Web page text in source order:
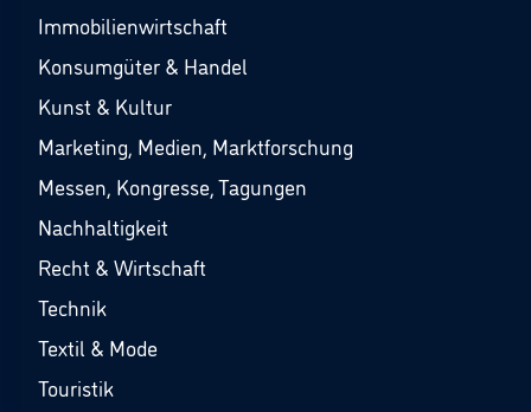
Immobilienwirtschaft
Konsumgüter & Handel
Kunst & Kultur
Marketing, Medien, Marktforschung
Messen, Kongresse, Tagungen
Nachhaltigkeit
Recht & Wirtschaft
Technik
Textil & Mode
Touristik